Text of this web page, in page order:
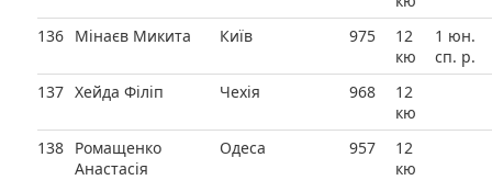
136 Мінаєв Микита Київ 975
12
кю
1 юн.
сп. р.
137 Хейда Філіп Чехія 968
12
кю
138 Ромащенко
Анастасія
Одеса 957
12
кю